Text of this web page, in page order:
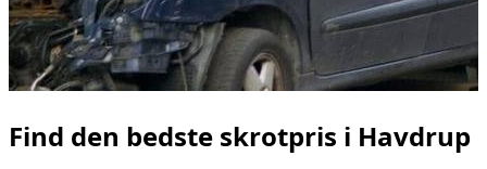
Find den bedste skrotpris i Havdrup